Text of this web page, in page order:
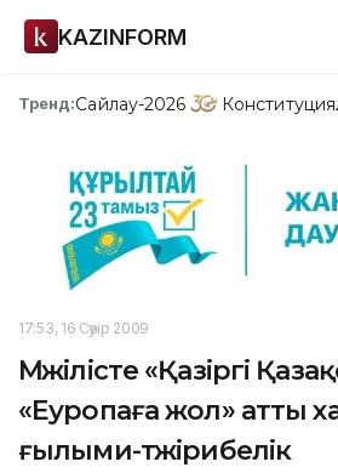
KAZINFORM
Тренд:Сайлау-2026
17:53, 16 Сәуір 2009
Мәжілісте «Қазіргі
«Еуропаға жол» атты
ғылыми-тәжірибелік